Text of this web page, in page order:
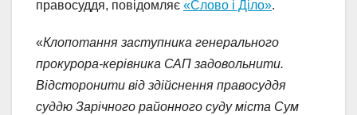
правосуддя, повідомляє «Слово і Діло».
«Клопотання заступника генерального
прокурора-керівника САП задовольнити.
Відсторонити від здійснення правосуддя
суддю Зарічного районного суду міста Сум